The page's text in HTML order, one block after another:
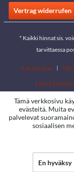
Vertrag widerrufen
* Kaikki hinnat sis.
tarvittaessa
Latausalue
Lataa
Tämä verkkosivu
evästeitä. Muita
palvelevat
sosiaalisen
En hyväksy